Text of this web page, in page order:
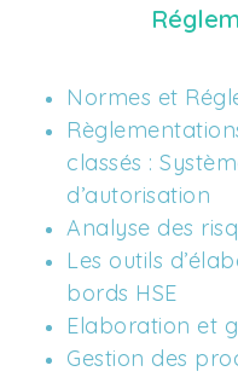
Normes et
classés :
d’autorisation
Analyse des
Les outils
bords HSE
Elaboration et
Gestion des